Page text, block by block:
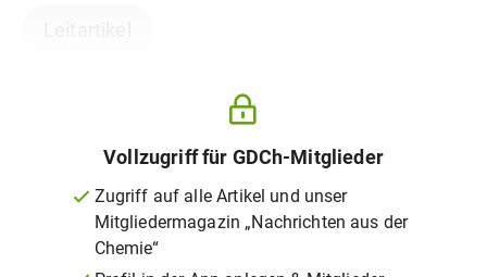
Vollzugriff für GDCh-Mitglieder
Zugriff auf alle Artikel und unser
Mitgliedermagazin „Nachrichten aus der
Chemie“